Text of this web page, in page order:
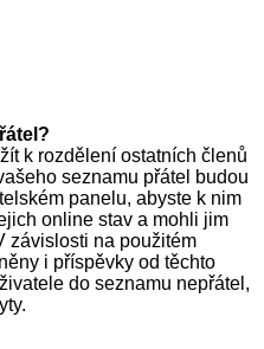
k rozdělení ostatních členů
seznamu přátel budou
panelu, abyste k nim
online stav a mohli jim
závislosti na použitém
i příspěvky od těchto
do seznamu nepřátel,